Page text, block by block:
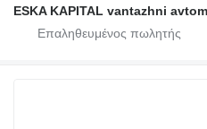
ESKA KAPITAL vantazhni